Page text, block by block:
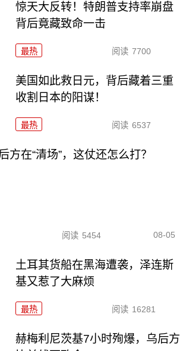
惊天大反转！特朗普支持率崩盘
背后竟藏致命一击
最热 阅读 7700
美国如此救日元，背后藏着三重
收割日本的阳谋！
最热 阅读 6537
方在“清场”，这仗还怎么打？
阅读 5454 08-05
土耳其货船在黑海遭袭，泽连斯
基又惹了大麻烦
最热 阅读 16281
赫梅利尼茨基7小时殉爆，乌后方